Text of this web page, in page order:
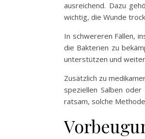
ausreichend. Dazu
wichtig, die Wunde
In schwereren Fällen,
die Bakterien zu
unterstützen und
Zusätzlich zu
speziellen Salben
ratsam, solche